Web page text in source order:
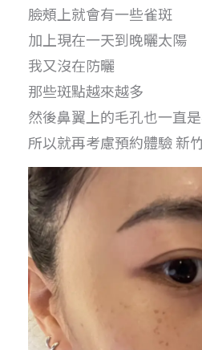
臉頰上就會有一些雀斑
加上現在一天到晚曬太陽
我又沒在防曬
那些斑點越來越多
然後鼻翼上的毛孔也一直
所以就再考慮預約體驗 新